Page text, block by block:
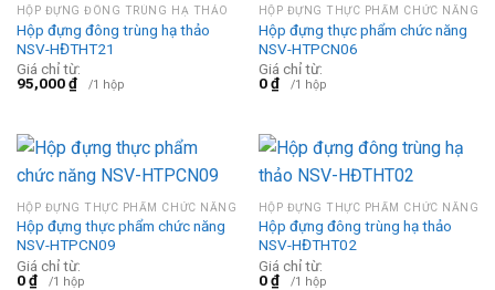
HỘP ĐỰNG ĐÔNG TRÙNG HẠ THẢO
Hộp đựng đông trùng hạ thảo
NSV-HĐTHT21
Giá chỉ từ:
95,000₫ /1 hộp
HỘP ĐỰNG THỰC PHẨM CHỨC NĂNG
Hộp đựng thực phẩm chức năng
NSV-HTPCN06
Giá chỉ từ:
0₫ /1 hộp
HỘP ĐỰNG THỰC PHẨM CHỨC NĂNG
Hộp đựng thực phẩm chức năng
NSV-HTPCN09
Giá chỉ từ:
0₫ /1 hộp
HỘP ĐỰNG THỰC PHẨM CHỨC NĂNG
Hộp đựng đông trùng hạ thảo
NSV-HĐTHT02
Giá chỉ từ:
0₫ /1 hộp